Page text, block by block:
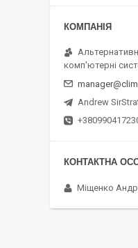
комп'ютерні
Andrew
Міщенко